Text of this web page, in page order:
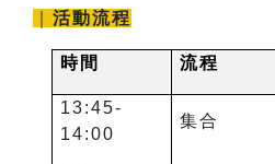
活動流程
時間 流程
13:45-
14:00
集合